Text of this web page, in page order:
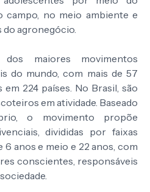
campo, no meio ambiente e
do agronegócio.
maiores movimentos
do mundo, com mais de 57
224 países. No Brasil, são
em atividade. Baseado
o movimento propõe
divididas por faixas
anos e meio e 22 anos, com
conscientes, responsáveis